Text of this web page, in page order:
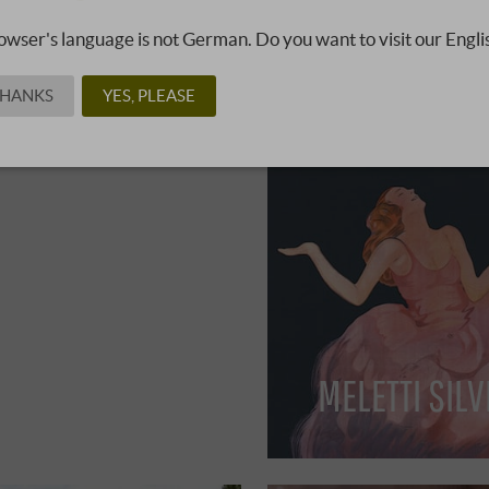
aucun produit de San Fabiano Calcinaia n'est
MELETTI
language is not German. Do you want to visit our
YES, PLEASE